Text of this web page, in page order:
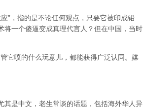
”，指的是不论任何观点，只要它被印成铅
将一个傻逼变成真理代言人？但在中国，当时
它喷的什么玩意儿，都能获得广泛认同。媒
其是中文，老生常谈的话题，包括海外华人异